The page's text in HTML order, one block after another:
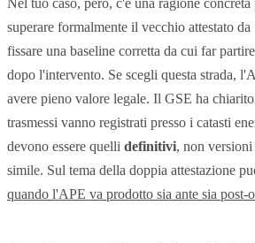
Nel tuo caso, però, c'è una ragione
superare formalmente il vecchio attestato
fissare una baseline corretta da cui far
dopo l'intervento. Se scegli questa strada,
avere pieno valore legale. Il GSE ha
trasmessi vanno registrati presso i catasti
devono essere quelli definitivi, non
simile. Sul tema della doppia attestazione
quando l'APE va prodotto sia ante sia post-